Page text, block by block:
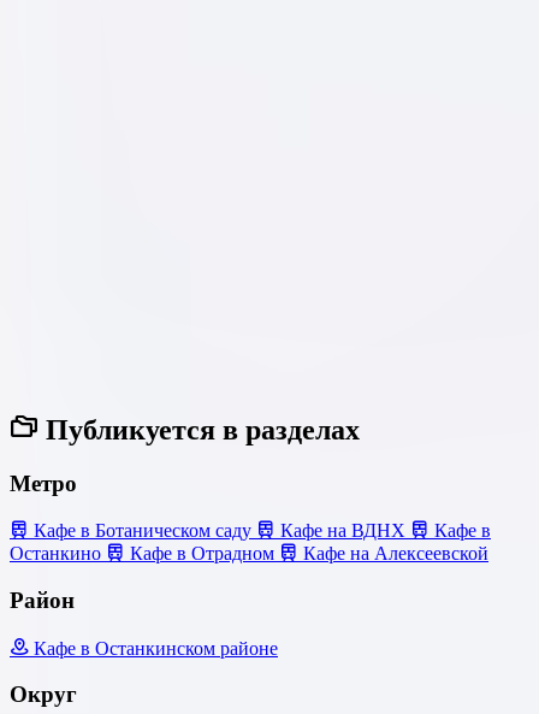
Публикуется в разделах
Метро
Кафе в Ботаническом саду Кафе на ВДНХ
Кафе в
Останкино
Кафе в Отрадном Кафе на Алексеевской
Район
Кафе в Останкинском районе
Округ